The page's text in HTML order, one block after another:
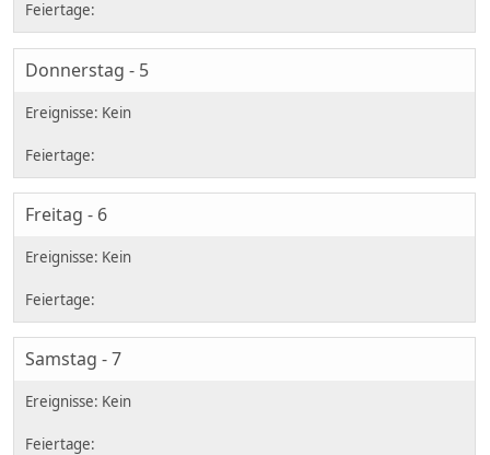
Donnerstag - 5
Freitag - 6
Samstag - 7